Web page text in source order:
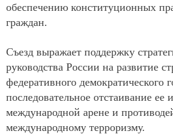
обеспечению конституционных
граждан.
Съезд выражает поддержку
руководства России на развитие
федеративного демократического
последовательное отстаивание ее
международной арене и
международному терроризму.